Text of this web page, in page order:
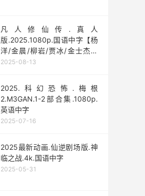
凡人修仙传.真人
版.2025.1080p.国语中字【杨
洋/金晨/柳岩/贾冰/金士杰】
【全30集】
2025-08-13
2025.科幻恐怖.梅根
2.M3GAN.1-2部合集.1080p.
英语中字
2025-07-16
2025最新动画.仙逆剧场版.神
临之战.4k.国语中字
2025-05-31